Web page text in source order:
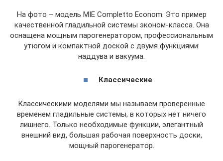
На фото – модель MIE Completto Econom. Это пример
качественной гладильной системы эконом-класса. Она
оснащена мощным парогенератором, профессиональным
утюгом и компактной доской с двумя функциями:
наддува и вакуума.
Классические
Классическими моделями мы называем проверенные
временем гладильные системы, в которых нет ничего
лишнего. Только необходимые функции, элегантный
внешний вид, большая рабочая поверхность доски,
мощный парогенератор.